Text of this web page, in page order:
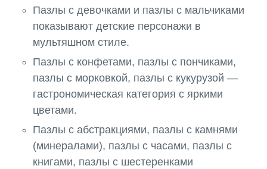
Пазлы с девочками и пазлы с мальчиками
показывают детские персонажи в
мультяшном стиле.
Пазлы с конфетами, пазлы с пончиками,
пазлы с морковкой, пазлы с кукурузой —
гастрономическая категория с яркими
цветами.
Пазлы с абстракциями, пазлы с камнями
(минералами), пазлы с часами, пазлы с
книгами, пазлы с шестеренками